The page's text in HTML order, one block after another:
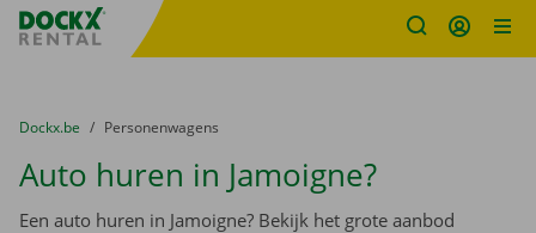
Fratello DEMO
U bevindt zich hier:
van
Dockx.be naar
Personenwagens
Auto huren in Jamoigne?
Een auto huren in Jamoigne? Bekijk het grote aanbod